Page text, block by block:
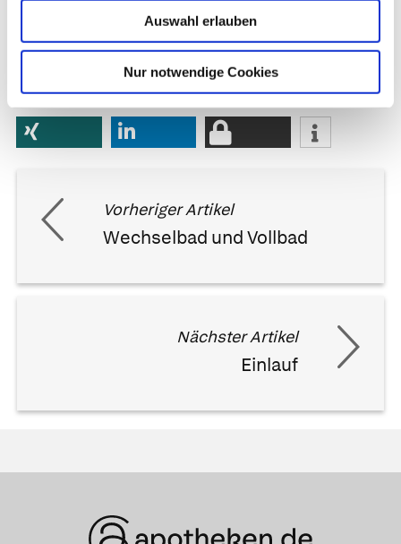
Auswahl erlauben
Nur notwendige Cookies
um 11:21 Uhr
Vorheriger Artikel
Wechselbad und Vollbad
Nächster Artikel
Einlauf